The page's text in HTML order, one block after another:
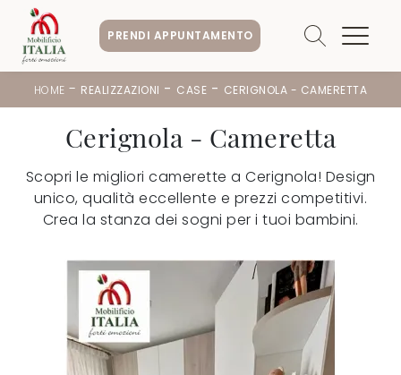
PRENDI APPUNTAMENTO
HOME - REALIZZAZIONI - CASE - CERIGNOLA - CAMERETTA
Cerignola - Cameretta
Scopri le migliori camerette a Cerignola! Design
unico, qualità eccellente e prezzi competitivi.
Crea la stanza dei sogni per i tuoi bambini.